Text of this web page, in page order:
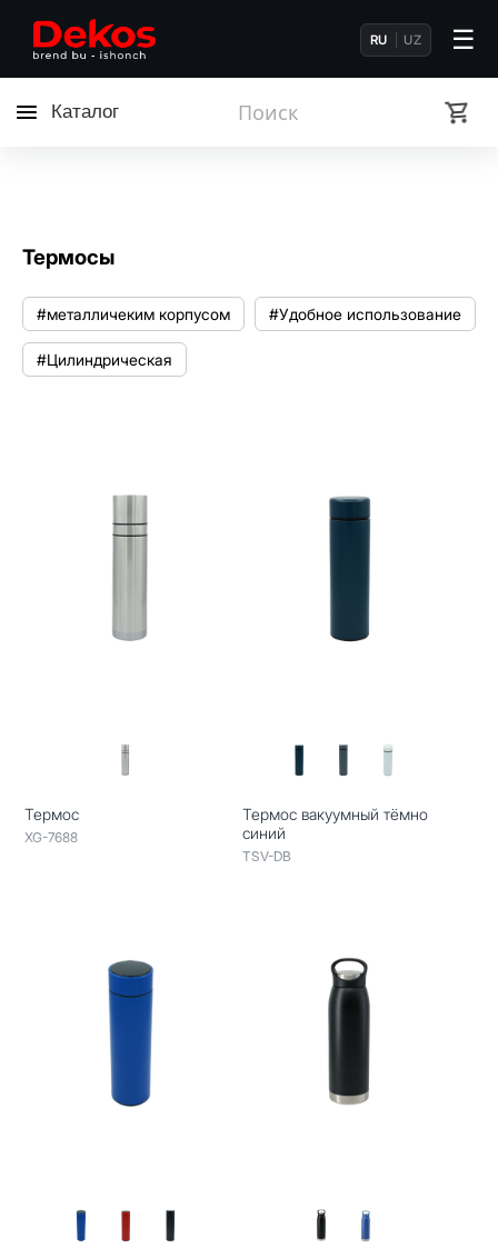
RU UZ ☰
Каталог
Термосы
#металличеким корпусом #Удобное использование
#Цилиндрическая
Термос
XG-7688
Термос вакуумный тёмно
синий
TSV-DB